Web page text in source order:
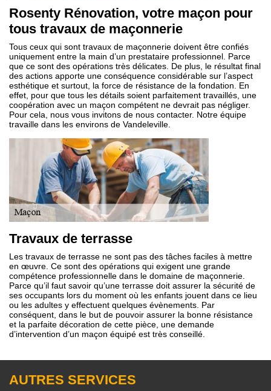
Rosenty Rénovation, votre maçon pour
tous travaux de maçonnerie
Tous ceux qui sont travaux de maçonnerie doivent être confiés
uniquement entre la main d’un prestataire professionnel. Parce
que ce sont des opérations très délicates. De plus, le résultat final
des actions apporte une conséquence considérable sur l’aspect
esthétique et surtout, la force de résistance de la fondation. En
effet, pour que tous les détails soient parfaitement travaillés, une
coopération avec un maçon compétent ne devrait pas négliger.
Pour cela, nous vous invitons de nous contacter. Notre équipe
travaille dans les environs de Vandeleville.
Travaux de terrasse
Les travaux de terrasse ne sont pas des tâches faciles à mettre
en œuvre. Ce sont des opérations qui exigent une grande
compétence professionnelle dans le domaine de maçonnerie.
Parce qu’il faut savoir qu’une terrasse doit assurer la sécurité de
ses occupants lors du moment où les enfants jouent dans ce lieu
ou les adultes y effectuent quelques évènements. Par
conséquent, dans le but de pouvoir assurer la bonne résistance
et la parfaite décoration de cette pièce, une demande
d’intervention d’un maçon équipé est très conseillé.
AUTRES SERVICES